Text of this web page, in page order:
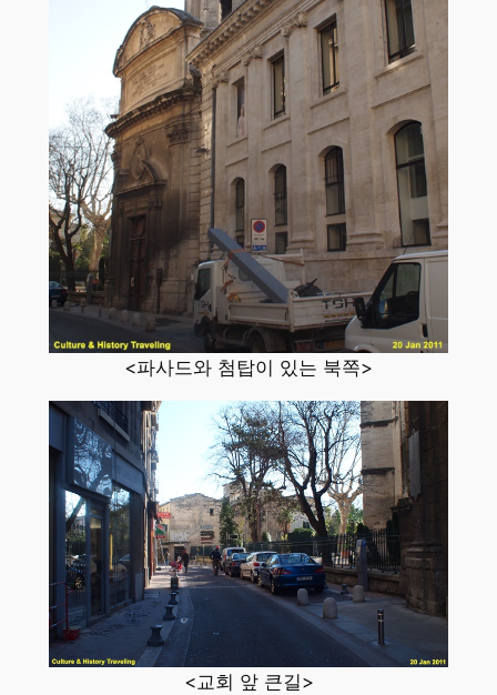
<파사드와 첨탑이 있는 북쪽>
<교회 앞 큰길>